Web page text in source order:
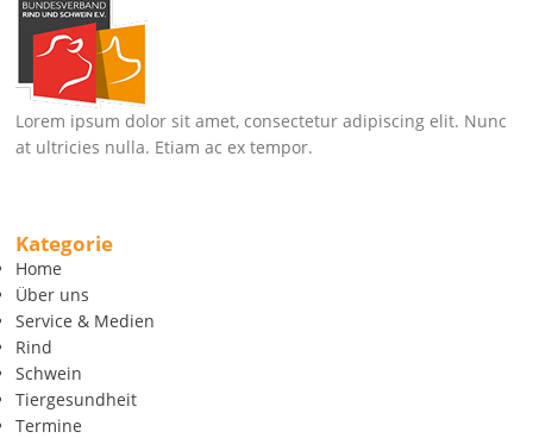
Lorem ipsum dolor sit amet, consectetur adipiscing elit. Nunc
at ultricies nulla. Etiam ac ex tempor.
Kategorie
Home
Über uns
Service & Medien
Rind
Schwein
Tiergesundheit
Termine